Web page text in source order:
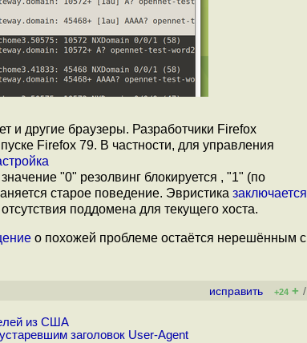
и другие браузеры. Разработчики Firefox
Firefox 79. В частности, для управления
"0" резолвинг блокируется , "1" (по
старое поведение. Эвристика заключается
поддомена для текущего хоста.
о похожей проблеме остаётся нерешённым с
исправить +24 + /
из США
заголовок User-Agent